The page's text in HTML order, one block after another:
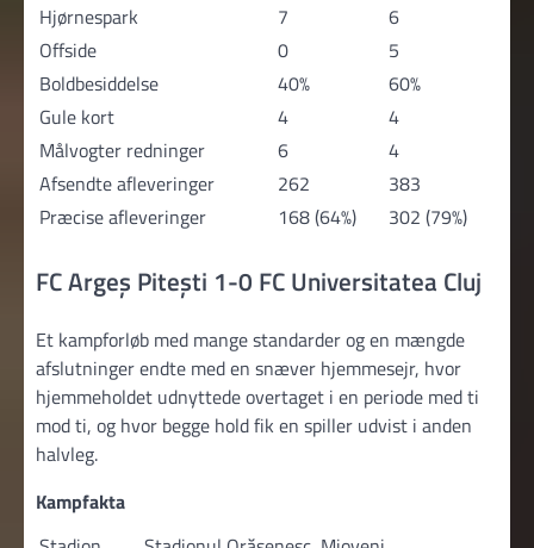
Hjørnespark
7
6
Offside
0
5
Boldbesiddelse
40%
60%
Gule kort
4
4
Målvogter redninger
6
4
Afsendte afleveringer
262
383
Præcise afleveringer
168 (64%) 302 (79%)
FC Argeș Pitești 1-0 FC Universitatea Cluj
Et kampforløb med mange standarder og en mængde
afslutninger endte med en snæver hjemmesejr, hvor
hjemmeholdet udnyttede overtaget i en periode med ti
mod ti, og hvor begge hold fik en spiller udvist i anden
halvleg.
Kampfakta